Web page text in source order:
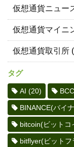
仮想通貨ニュー
仮想通貨マイニ
仮想通貨取引所
タグ
AI (20)
BINANCE(バイ
bitcoin(ビットコ
bitflyer(ビットフ